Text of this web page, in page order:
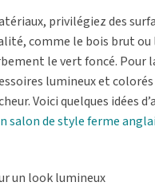
privilégiez des
comme le bois brut ou
le vert foncé. Pour
lumineux et
Voici quelques idées
salon de style ferme
un look lumineux